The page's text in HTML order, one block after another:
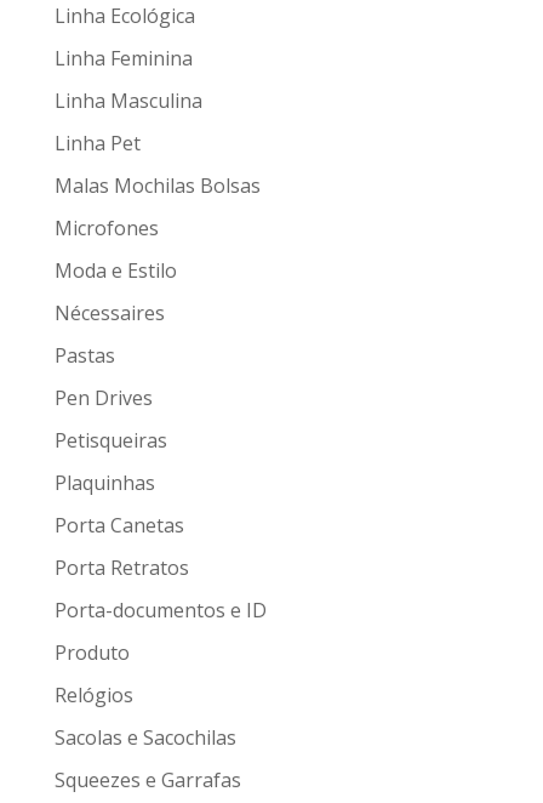
Linha Ecológica
Linha Feminina
Linha Masculina
Linha Pet
Malas Mochilas Bolsas
Microfones
Moda e Estilo
Nécessaires
Pastas
Pen Drives
Petisqueiras
Plaquinhas
Porta Canetas
Porta Retratos
Porta-documentos e ID
Produto
Relógios
Sacolas e Sacochilas
Squeezes e Garrafas